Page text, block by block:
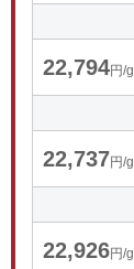
22,794円/g
22,737円/g
22,926円/g